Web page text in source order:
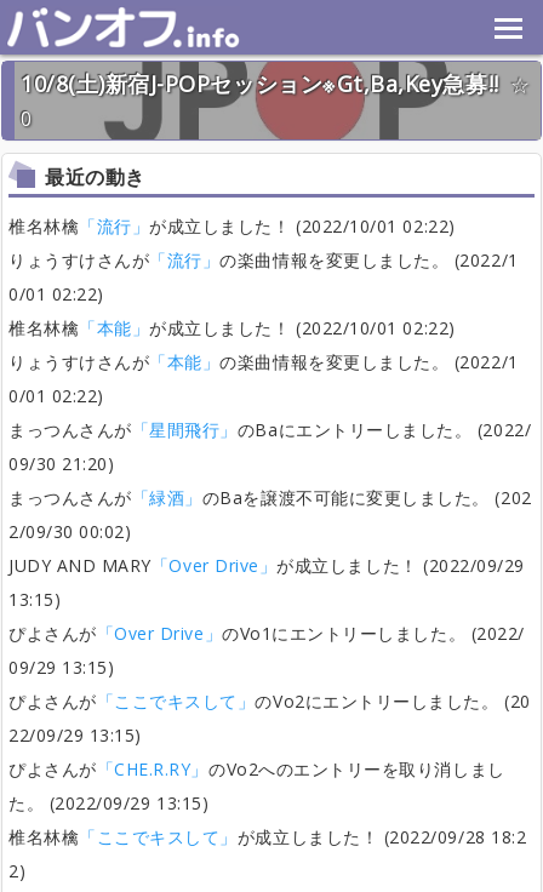
10/8(土)新宿J-POPセッション※Gt,Ba,Key急募!!
0
2022年10月8日(土) 終了
14名
最近の動き
椎名林檎 「流行」が成立しました！ (2022/10/01 02:22)
りょうすけさんが 「流行」の楽曲情報を変更しました。 (2022/1
0/01 02:22)
椎名林檎 「本能」が成立しました！ (2022/10/01 02:22)
りょうすけさんが 「本能」の楽曲情報を変更しました。 (2022/1
0/01 02:22)
まっつんさんが 「星間飛行」 のBaにエントリーしました。 (2022/
09/30 21:20)
まっつんさんが 「緑酒」 のBaを譲渡不可能に変更しました。 (202
2/09/30 00:02)
JUDY AND MARY 「Over Drive」が成立しました！ (2022/09/29
13:15)
ぴよさんが 「Over Drive」のVo1にエントリーしました。 (2022/
09/29 13:15)
ぴよさんが 「ここでキスして」のVo2にエントリーしました。 (20
22/09/29 13:15)
ぴよさんが 「CHE.R.RY」のVo2へのエントリーを取り消しまし
た。 (2022/09/29 13:15)
椎名林檎 「ここでキスして」 が成立しました！ (2022/09/28 18:2
2)